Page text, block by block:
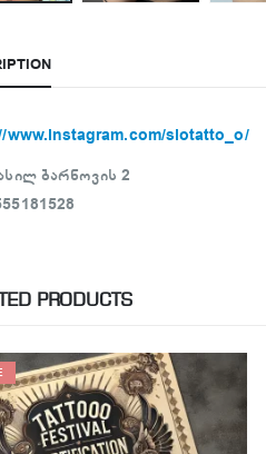
www.instagram.com/siotatto_o/
ბარნოვის 2
PRODUCTS